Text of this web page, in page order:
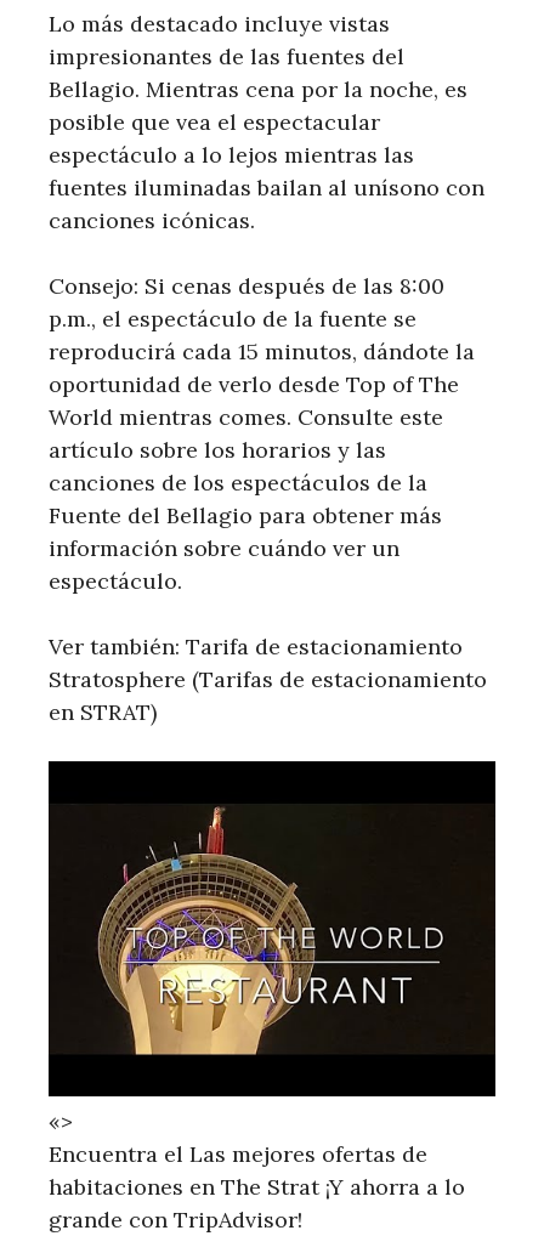
Lo más destacado incluye vistas
impresionantes de las fuentes del
Bellagio. Mientras cena por la noche, es
posible que vea el espectacular
espectáculo a lo lejos mientras las
fuentes iluminadas bailan al unísono con
canciones icónicas.
Consejo: Si cenas después de las 8:00
p.m., el espectáculo de la fuente se
reproducirá cada 15 minutos, dándote la
oportunidad de verlo desde Top of The
World mientras comes. Consulte este
artículo sobre los horarios y las
canciones de los espectáculos de la
Fuente del Bellagio para obtener más
información sobre cuándo ver un
espectáculo.
Ver también: Tarifa de estacionamiento
Stratosphere (Tarifas de estacionamiento
en STRAT)
«>
Encuentra el Las mejores ofertas de
habitaciones en The Strat ¡Y ahorra a lo
grande con TripAdvisor!